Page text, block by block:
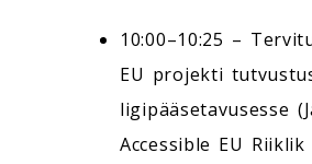
10:00–10:25 –
EU projekti
ligipääsetavusesse
Accessible EU